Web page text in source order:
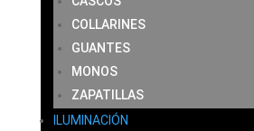
COLLARINES
GUANTES
MONOS
ZAPATILLAS
ILUMINACIÓN